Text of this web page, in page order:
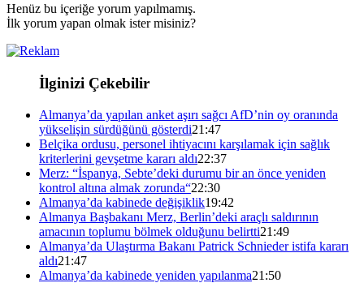
Henüz bu içeriğe yorum yapılmamış.
İlk yorum yapan olmak ister misiniz?
İlginizi Çekebilir
Almanya’da yapılan anket aşırı sağcı AfD’nin oy oranında
yükselişin sürdüğünü gösterdi21:47
Belçika ordusu, personel ihtiyacını karşılamak için sağlık
kriterlerini gevşetme kararı aldı22:37
Merz: “İspanya, Sebte’deki durumu bir an önce yeniden
kontrol altına almak zorunda“22:30
Almanya’da kabinede değişiklik19:42
Almanya Başbakanı Merz, Berlin’deki araçlı saldırının
amacının toplumu bölmek olduğunu belirtti21:49
Almanya’da Ulaştırma Bakanı Patrick Schnieder istifa kararı
aldı21:47
Almanya’da kabinede yeniden yapılanma21:50